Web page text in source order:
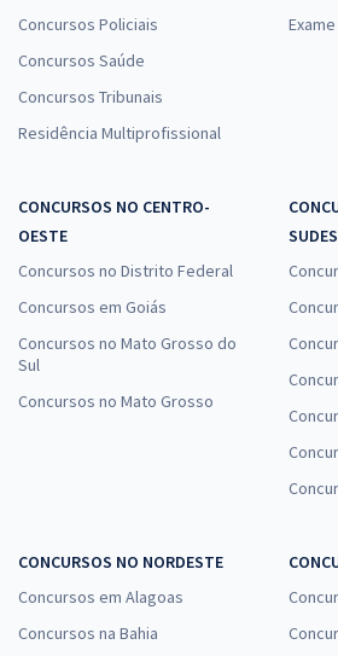
Concursos Policiais
Concursos Saúde
Concursos Tribunais
Residência Multiprofissional
CONCURSOS NO CENTRO-
OESTE
Concursos no Distrito Federal
Concursos em Goiás
Concursos no Mato Grosso do
Sul
Concursos no Mato Grosso
CONCURSOS NO NORDESTE
Concursos em Alagoas
Concursos na Bahia